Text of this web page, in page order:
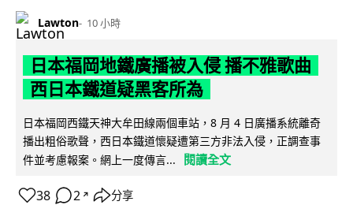
Lawton 10 小時
日本福岡地鐵廣播被入侵 播不雅歌曲
西日本鐵道疑黑客所為
日本福岡西鐵天神大牟田線兩個車站，8 月 4 日廣播系統離奇
播出粗俗歌聲，西日本鐵道懷疑遭第三方非法入侵，正調查事
件並考慮報案。網上一度傳言...
閱讀全文
38 2 ↗ 分享